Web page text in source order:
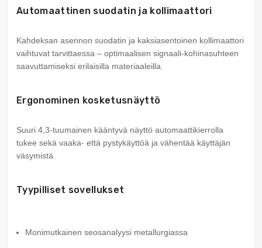
Automaattinen suodatin ja kollimaattori
Kahdeksan asennon suodatin ja kaksiasentoinen kollimaattori
vaihtuvat tarvittaessa – optimaalisen signaali-kohinasuhteen
saavuttamiseksi erilaisilla materiaaleilla.
Ergonominen kosketusnäyttö
Suuri 4,3-tuumainen kääntyvä näyttö automaattikierrolla
tukee sekä vaaka- että pystykäyttöä ja vähentää käyttäjän
väsymistä.
Tyypilliset sovellukset
Monimutkainen seosanalyysi metallurgiassa